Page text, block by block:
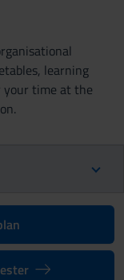
learning
your time at the